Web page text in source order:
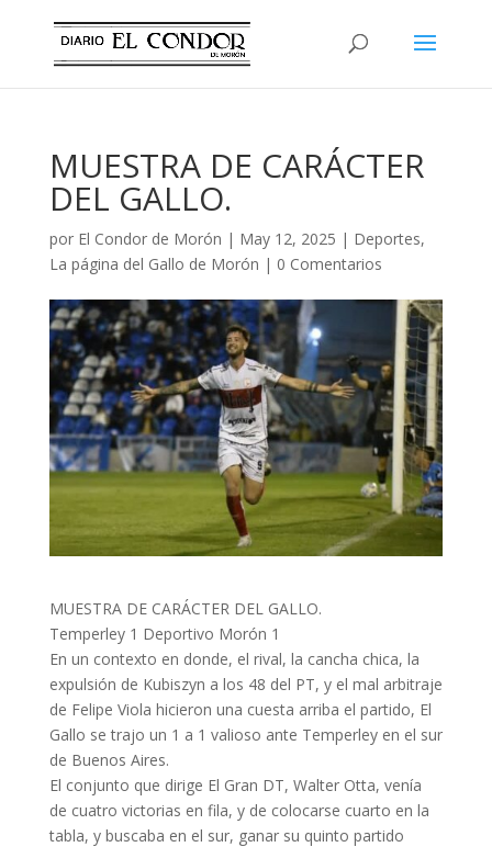
MUESTRA DE CARÁCTER
DEL GALLO.
por El Condor de Morón | May 12, 2025 | Deportes,
La página del Gallo de Morón | 0 Comentarios
MUESTRA DE CARÁCTER DEL GALLO.
Temperley 1 Deportivo Morón 1
En un contexto en donde, el rival, la cancha chica, la
expulsión de Kubiszyn a los 48 del PT, y el mal arbitraje
de Felipe Viola hicieron una cuesta arriba el partido, El
Gallo se trajo un 1 a 1 valioso ante Temperley en el sur
de Buenos Aires.
El conjunto que dirige El Gran DT, Walter Otta, venía
de cuatro victorias en fila, y de colocarse cuarto en la
tabla, y buscaba en el sur, ganar su quinto partido